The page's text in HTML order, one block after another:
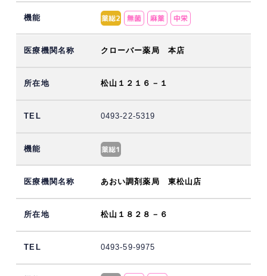
クローバー薬局 本店
松山１２１６－１
0493-22-5319
あおい調剤薬局 東松山店
松山１８２８－６
0493-59-9975